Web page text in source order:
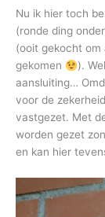
Nu ik hier toch
(ronde ding
(ooit gekocht om
gekomen
).
aansluiting…
voor de
vastgezet. Met
worden gezet
en kan hier